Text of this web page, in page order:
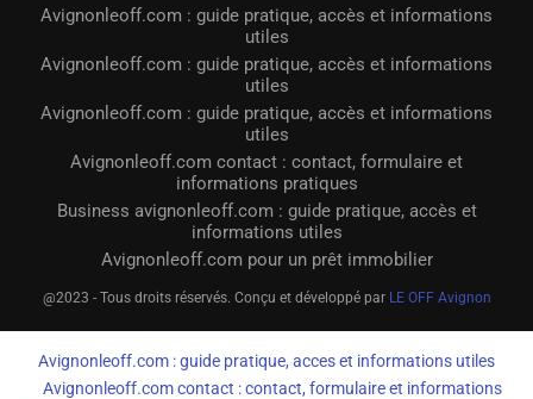
Avignonleoff.com : guide pratique, accès et informations
utiles
Avignonleoff.com : guide pratique, accès et informations
utiles
Avignonleoff.com : guide pratique, accès et informations
utiles
Avignonleoff.com contact : contact, formulaire et
informations pratiques
Business avignonleoff.com : guide pratique, accès et
informations utiles
Avignonleoff.com pour un prêt immobilier
@2023 - Tous droits réservés. Conçu et développé par LE OFF Avignon
Avignonleoff.com : guide pratique, acces et informations utiles
Avignonleoff.com contact : contact, formulaire et informations